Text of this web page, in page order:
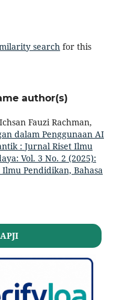
searchfor this
author(s)
Fauzi Rachman,
dalam Penggunaan AI
: Jurnal Riset Ilmu
Vol. 3 No. 2 (2025):
Pendidikan, Bahasa